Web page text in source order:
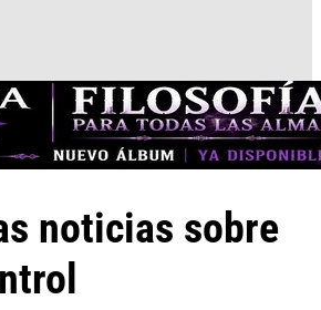
noticias sobre